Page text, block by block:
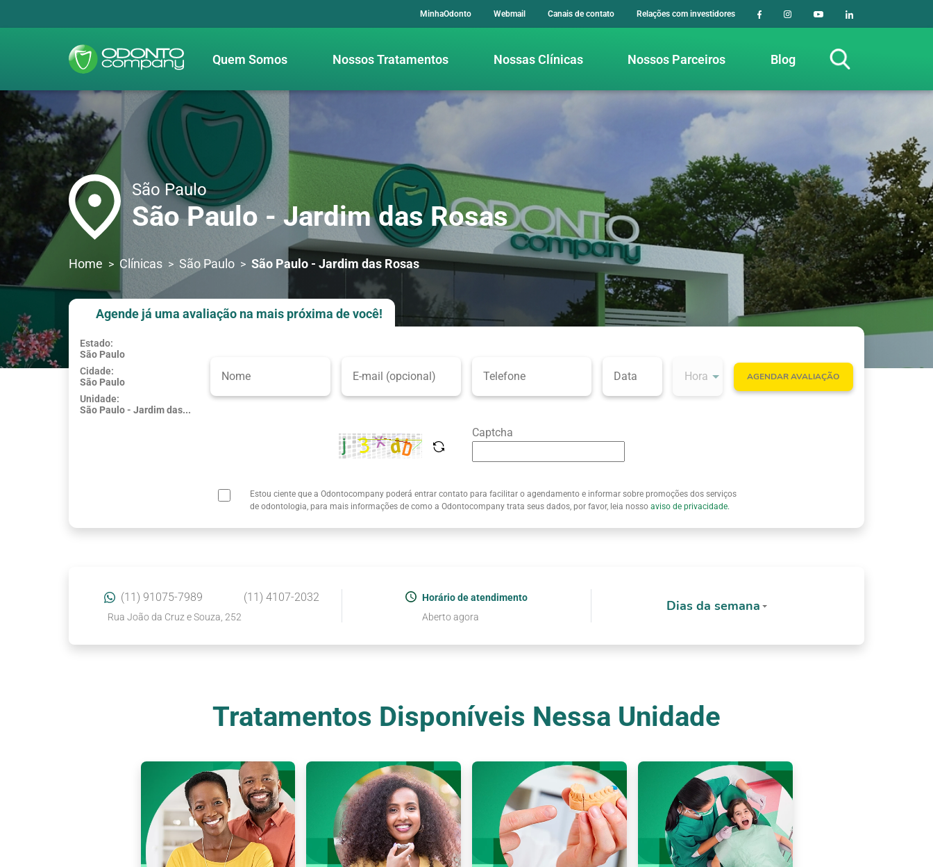
MinhaOdonto Webmail Canais de contato Relações com investidores
Quem Somos Nossos Tratamentos Nossas Clínicas Nossos Parceiros Blog
São Paulo
São Paulo - Jardim das Rosas
Home Clínicas São Paulo São Paulo - Jardim das Rosas
Agende já uma avaliação na mais próxima de você!
Usar minha localização
Estado:
São Paulo
Cidade:
São Paulo
Unidade:
São Paulo - Jardim das...
AGENDAR AVALIAÇÃO
Captcha
Estou ciente que a Odontocompany poderá entrar contato para facilitar o agendamento e informar sobre promoções dos serviços
de odontologia, para mais informações de como a Odontocompany trata seus dados, por favor, leia nosso aviso de privacidade.
(11) 91075-7989 (11) 4107-2032
Rua João da Cruz e Souza, 252
Horário de atendimento
Aberto agora
Dias da semana
Tratamentos Disponíveis Nessa Unidade